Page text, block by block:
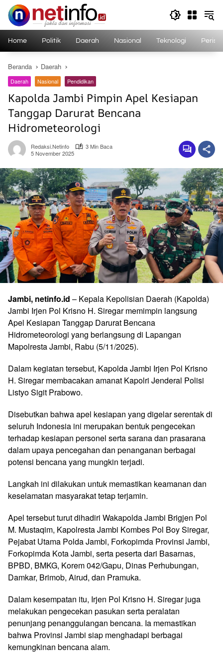
Langsung
konten
Home Politik Daerah Nasional Teknologi
Beranda Daerah
Daerah Nasional Pendidikan
Kapolda Jambi Pimpin Apel Kesiapan
Tanggap Darurat Bencana
Hidrometeorologi
Redaksi.netinfo
3 Min Baca
5 November 2025
Jambi, netinfo.id – Kepala Kepolisian Daerah (Kapolda)
Jambi Irjen Pol Krisno H. Siregar memimpin langsung
Apel Kesiapan Tanggap Darurat Bencana
Hidrometeorologi yang berlangsung di Lapangan
Mapolresta Jambi, Rabu (5/11/2025).
Dalam kegiatan tersebut, Kapolda Jambi Irjen Pol Krisno
H. Siregar membacakan amanat Kapolri Jenderal Polisi
Listyo Sigit Prabowo.
Disebutkan bahwa apel kesiapan yang digelar serentak di
seluruh Indonesia ini merupakan bentuk pengecekan
terhadap kesiapan personel serta sarana dan prasarana
dalam upaya pencegahan dan penanganan berbagai
potensi bencana yang mungkin terjadi.
Langkah ini dilakukan untuk memastikan keamanan dan
keselamatan masyarakat tetap terjamin.
Apel tersebut turut dihadiri Wakapolda Jambi Brigjen Pol
M. Mustaqim, Kapolresta Jambi Kombes Pol Boy Siregar,
Pejabat Utama Polda Jambi, Forkopimda Provinsi Jambi,
Forkopimda Kota Jambi, serta peserta dari Basarnas,
BPBD, BMKG, Korem 042/Gapu, Dinas Perhubungan,
Damkar, Brimob, Airud, dan Pramuka.
Dalam kesempatan itu, Irjen Pol Krisno H. Siregar juga
melakukan pengecekan pasukan serta peralatan
penunjang penanggulangan bencana. Ia memastikan
bahwa Provinsi Jambi siap menghadapi berbagai
kemungkinan bencana alam.